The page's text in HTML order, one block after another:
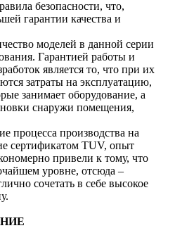
безопасности, что,
гарантии качества и
моделей в данной серии
Гарантией работы и
является то, что при их
затраты на эксплуатацию,
занимает оборудование, а
снаружи помещения,
процесса производства на
сертификатом TUV, опыт
привели к тому, что
уровне, отсюда –
сочетать в себе высокое